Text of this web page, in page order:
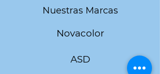
Nuestras Marcas
Novacolor
ASD